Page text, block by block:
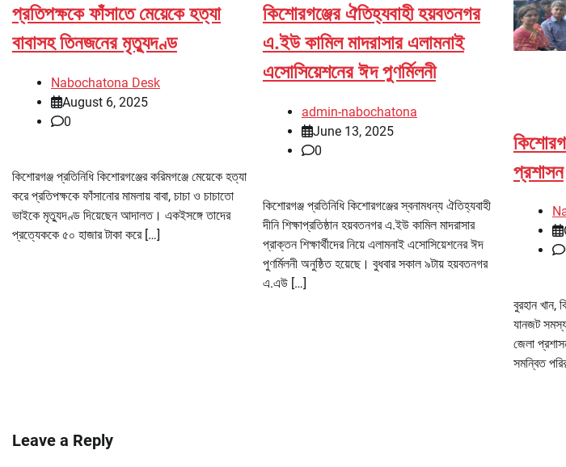
প্রতিপক্ষকে ফাঁসাতে মেয়েকে হত্যা
বাবাসহ তিনজনের মৃত্যুদণ্ড
Nabochatona Desk
August 6, 2025
0
কিশোরগঞ্জ প্রতিনিধি কিশোরগঞ্জের করিমগঞ্জে মেয়েকে হত্যা
করে প্রতিপক্ষকে ফাঁসানোর মামলায় বাবা, চাচা ও চাচাতো
ভাইকে মৃত্যুদণ্ড দিয়েছেন আদালত। একইসঙ্গে তাদের
প্রত্যেককে ৫০ হাজার টাকা করে […]
কিশোরগঞ্জের ঐতিহ্যবাহী হয়বতনগর
এ.ইউ কামিল মাদরাসার এলামনাই
এসোসিয়েশনের ঈদ পুণর্মিলনী
admin-nabochatona
June 13, 2025
0
কিশোরগঞ্জ প্রতিনিধি কিশোরগঞ্জের স্বনামধন্য ঐতিহ্যবাহী
দীনি শিক্ষাপ্রতিষ্ঠান হয়বতনগর এ.ইউ কামিল মাদরাসার
প্রাক্তন শিক্ষার্থীদের নিয়ে এলামনাই এসোসিয়েশনের ঈদ
পুণর্মিলনী অনুষ্ঠিত হয়েছে। বুধবার সকাল ৯টায় হয়বতনগর
এ.এউ […]
প্রশাসন
বুরহান খান,
যানজট
জেলা
সমন্বিত
Leave a Reply